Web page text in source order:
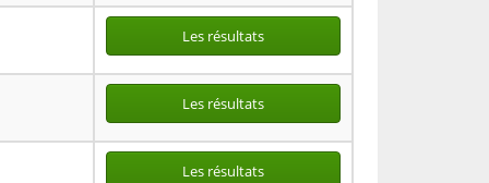
Les résultats
Les résultats
Les résultats